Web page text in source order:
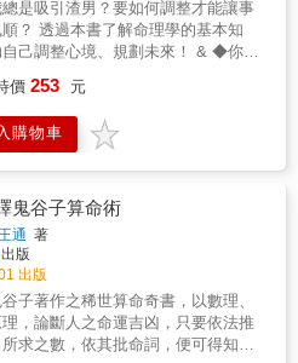
， 今以其深厚學養和豐富
訣， 學理皆能通解，實例皆能驗證吻合！ &
是吸引渣男？要如何調整才能讓事
理學的基本知
己調整心境、規劃未來！ & ◆你聽
、珍珠、硃砂、鹽燈開運小物真的有
爛，到底要不要點掉？ ◆我超愛
，但到底要怎麼拜？
題都來自你的心
運？想要財運？想要桃花運？ 本書
觀念解說｢傳統相法｣，讓每個人都能
在生活上。
價 253 元
購物車
鬼谷子算命術
通 著
出版
出版
子著作之稀世算命奇書，以數理、
理，論斷人之命運吉凶，只要依法推
求之數，依其批命詞，便可得知人